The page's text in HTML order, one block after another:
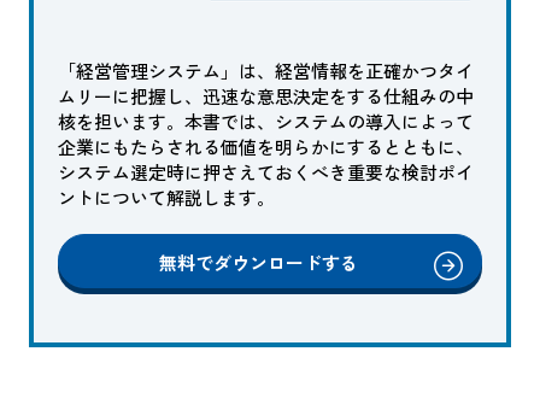
「経営管理システム」は、経営情報を正確かつタイ
ムリーに把握し、迅速な意思決定をする仕組みの中
核を担います。本書では、システムの導入によって
企業にもたらされる価値を明らかにするとともに、
システム選定時に押さえておくべき重要な検討ポイ
ントについて解説します。
無料でダウンロードする